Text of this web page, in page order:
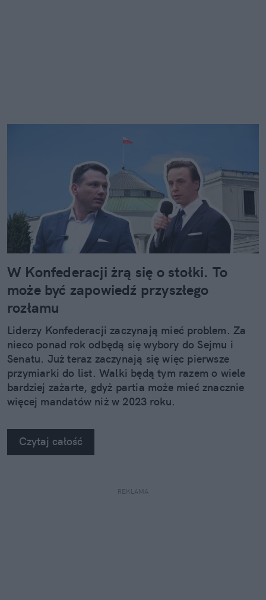
W Konfederacji żrą się o stołki. To
może być zapowiedź przyszłego
rozłamu
Liderzy Konfederacji zaczynają mieć problem. Za
nieco ponad rok odbędą się wybory do Sejmu i
Senatu. Już teraz zaczynają się więc pierwsze
przymiarki do list. Walki będą tym razem o wiele
bardziej zażarte, gdyż partia może mieć znacznie
więcej mandatów niż w 2023 roku.
Czytaj całość
REKLAMA